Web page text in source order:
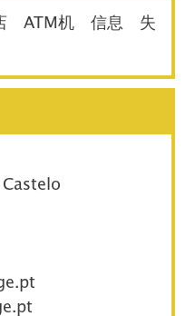
ATM机 信息 失